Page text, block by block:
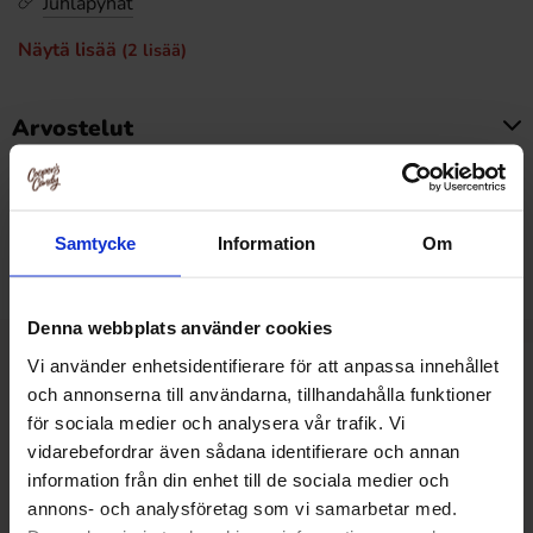
Samtycke Information Om
Denna webbplats använder cookies
Vi använder enhetsidentifierare för att anpassa innehållet
och annonserna till användarna, tillhandahålla funktioner
för sociala medier och analysera vår trafik. Vi
vidarebefordrar även sådana identifierare och annan
information från din enhet till de sociala medier och
annons- och analysföretag som vi samarbetar med.
Näytä lisää (2 lisää)
Arvostelut
Tällä tuotteella ei ole arvosteluja
Alin hinta viimeisten 30 päivän aikana on7.90 EUR (2026-
08-07 )
Muut pitivät